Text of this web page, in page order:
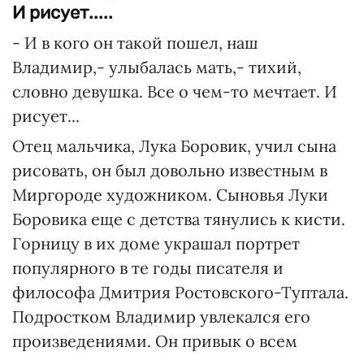
И рисует.....
- И в кого он такой пошел, наш
Владимир,- улыбалась мать,- тихий,
словно девушка. Все о чем-то мечтает. И
рисует...
Отец мальчика, Лука Боровик, учил сына
рисовать, он был довольно известным в
Миргороде художником. Сыновья Луки
Боровика еще с детства тянулись к кисти.
Горницу в их доме украшал портрет
популярного в те годы писателя и
философа Дмитрия Ростовского-Туптала.
Подростком Владимир увлекался его
произведениями. Он привык о всем